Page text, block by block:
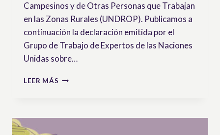
Campesinos y de Otras Personas que Trabajan
en las Zonas Rurales (UNDROP). Publicamos a
continuación la declaración emitida por el
Grupo de Trabajo de Expertos de las Naciones
Unidas sobre…
LEER MÁS
ANIVERSARIO